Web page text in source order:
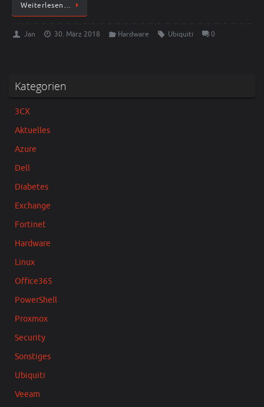
Weiterlesen…
Jan 30. März 2018 Hardware Ubiquiti 0
Kategorien
3CX
Aktuelles
Azure
Dell
Diabetes
Exchange
Fortinet
Hardware
Linux
Office365
PowerShell
Proxmox
Security
Sonstiges
Ubiquiti
Veeam